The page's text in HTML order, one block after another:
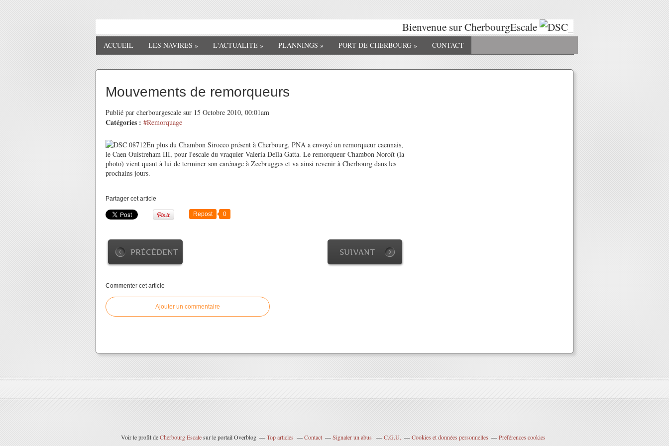
Bienvenue sur CherbourgEscale
ACCUEIL LES NAVIRES » L'ACTUALITE » PLANNINGS » PORT DE CHERBOURG » CONTACT
Mouvements de remorqueurs
Publié par cherbourgescale sur 15 Octobre 2010, 00:01am
Catégories : #Remorquage
En plus du Chambon Sirocco présent à Cherbourg, PNA a envoyé un remorqueur caennais,
le Caen Ouistreham III, pour l'escale du vraquier Valeria Della Gatta. Le remorqueur Chambon Noroît (la
photo) vient quant à lui de terminer son carénage à Zeebrugges et va ainsi revenir à Cherbourg dans les
prochains jours.
Partager cet article
Repost 0
PRÉCÉDENT SUIVANT
Commenter cet article
Ajouter un commentaire
Voir le profil deCherbourg Escalesur le portail Overblog Top articles Contact Signaler un abus C.G.U. Cookies et données personnelles Préférences cookies